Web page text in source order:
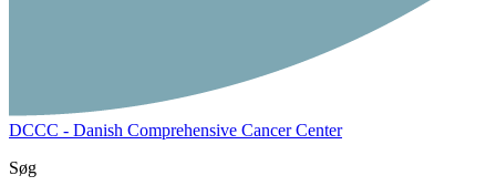
DCCC - Danish Comprehensive Cancer Center
Søg